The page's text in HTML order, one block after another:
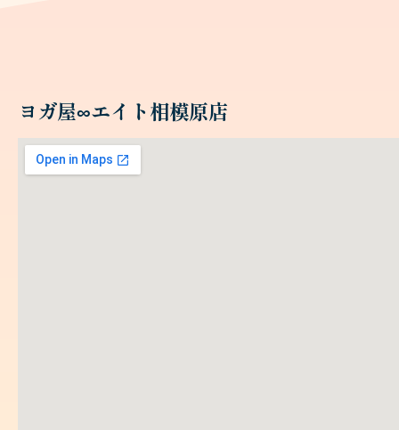
ヨガ屋∞エイト相模原店